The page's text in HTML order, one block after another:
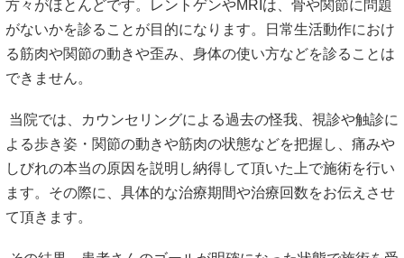
方々がほとんどです。レントゲンやMRIは、骨や関節に問題
がないかを診ることが目的になります。日常生活動作におけ
る筋肉や関節の動きや歪み、身体の使い方などを診ることは
できません。
当院では、カウンセリングによる過去の怪我、視診や触診に
よる歩き姿・関節の動きや筋肉の状態などを把握し、痛みや
しびれの本当の原因を説明し納得して頂いた上で施術を行い
ます。その際に、具体的な治療期間や治療回数をお伝えさせ
て頂きます。